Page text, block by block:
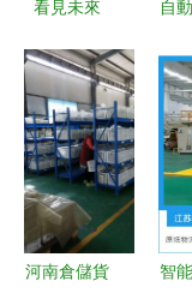
看見未來
行業擁抱智
慧物流與倉
儲自動化工
程設備
自
儲
特
布
河南倉儲貨
智